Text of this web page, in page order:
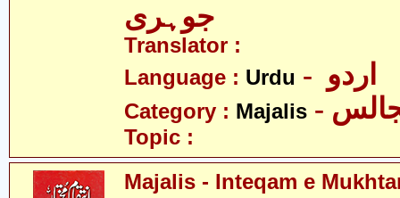
جوہری
Translator :
Language : Urdu
Category : Majalis
Topic :
Majalis - Inteqam e